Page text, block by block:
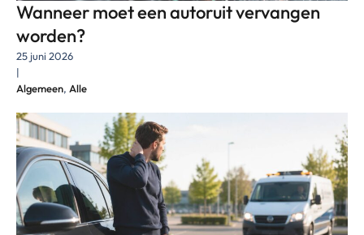
Wanneer moet een autoruit vervangen
worden?
25 juni 2026
|
Algemeen, Alle